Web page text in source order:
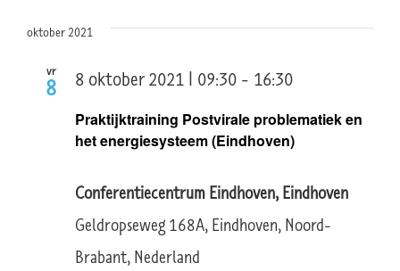
oktober 2021
vr
8
Praktijktraining Postvirale problematiek en
het energiesysteem (Eindhoven)
8 oktober 2021 | 09:30 - 16:30
Conferentiecentrum Eindhoven, Eindhoven
Geldropseweg 168A, Eindhoven, Noord-
Brabant, Nederland